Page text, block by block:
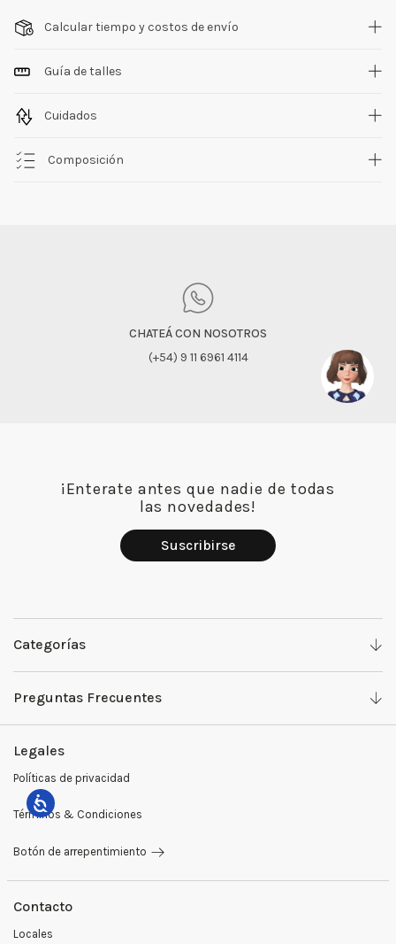
Calcular tiempo y costos de envío
Guía de talles
Cuidados
Composición
CHATEÁ CON NOSOTROS
(+54) 9 11 6961 4114
¡Enterate antes que nadie de todas
las novedades!
Suscribirse
Categorías
Pantalones
Sweaters y buzos
Remeras
Camperas
Preguntas Frecuentes
Preguntas Frecuentes
Medios de Pago
Cambios y Devoluciones
Legales
Políticas de privacidad
Términos & Condiciones
Botón de arrepentimiento
Contacto
Locales